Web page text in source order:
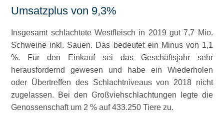
Umsatzplus von 9,3%
Insgesamt schlachtete Westfleisch in 2019 gut 7,7 Mio.
Schweine inkl. Sauen. Das bedeutet ein Minus von 1,1
%. Für den Einkauf sei das Geschäftsjahr sehr
herausfordernd gewesen und habe ein Wiederholen
oder Übertreffen des Schlachtniveaus von 2018 nicht
zugelassen. Bei den Großviehschlachtungen legte die
Genossenschaft um 2 % auf 433.250 Tiere zu.